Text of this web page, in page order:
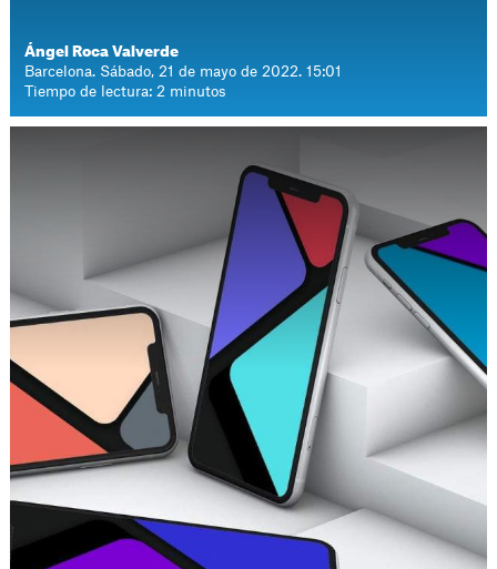
Ángel Roca Valverde
Barcelona. Sábado, 21 de mayo de 2022. 15:01
Tiempo de lectura: 2 minutos